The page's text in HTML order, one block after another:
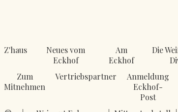
Z'haus
Neues vom
Eckhof
Am
Eckhof
Die
Zum
Mitnehmen
Vertriebspartner
Anmeldung
Eckhof-
Post